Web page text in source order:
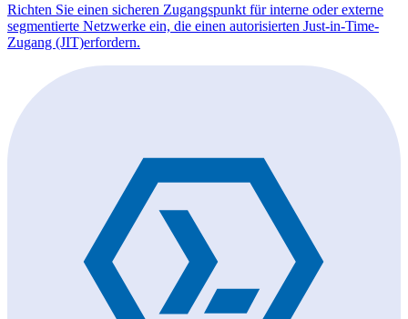
Richten Sie einen sicheren Zugangspunkt für interne oder externe
segmentierte Netzwerke ein, die einen autorisierten Just-in-Time-
Zugang (JIT)erfordern.